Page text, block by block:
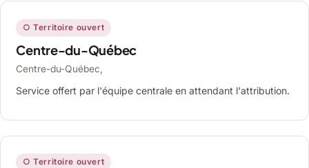
○ Territoire ouvert
Centre-du-Québec
Centre-du-Québec,
Service offert par l'équipe centrale en attendant l'attribution.
○ Territoire ouvert